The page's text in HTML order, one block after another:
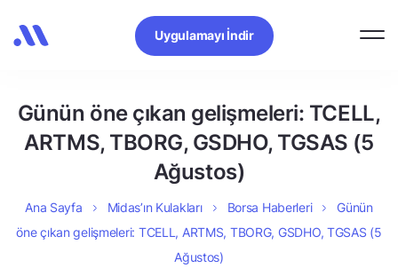
Uygulamayı İndir
Günün öne çıkan gelişmeleri: TCELL,
ARTMS, TBORG, GSDHO, TGSAS (5
Ağustos)
Ana Sayfa Midas’ın Kulakları Borsa Haberleri
Günün
öne çıkan gelişmeleri: TCELL, ARTMS, TBORG, GSDHO, TGSAS (5
Ağustos)